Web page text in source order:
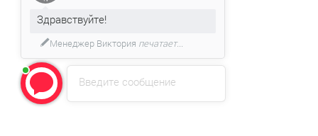
Введите сообщение
Здравствуйте!
Менеджер Виктория печатает...